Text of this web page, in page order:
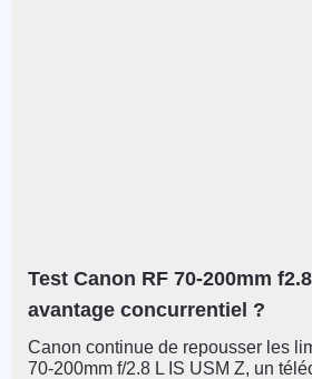
Test Canon RF 70-200mm
avantage concurrentiel ?
Canon continue de repousser les
70-200mm f/2.8 L IS USM Z, un